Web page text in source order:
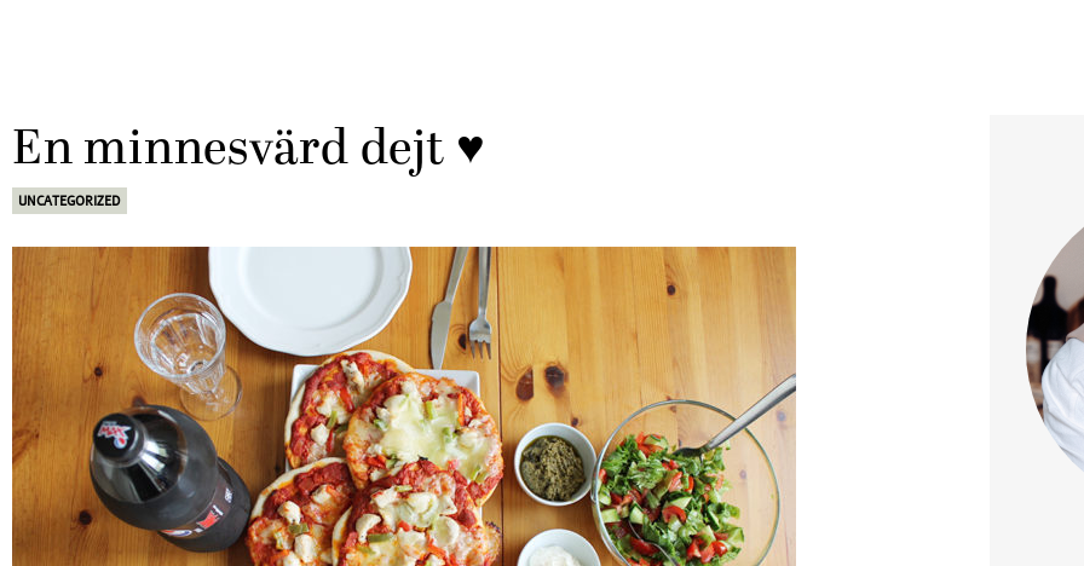
En minnesvärd dejt ♥
UNCATEGORIZED